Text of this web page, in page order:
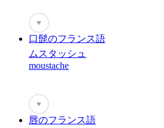
♥
口髭のフランス語
ムスタッシュ
moustache
♥
唇のフランス語